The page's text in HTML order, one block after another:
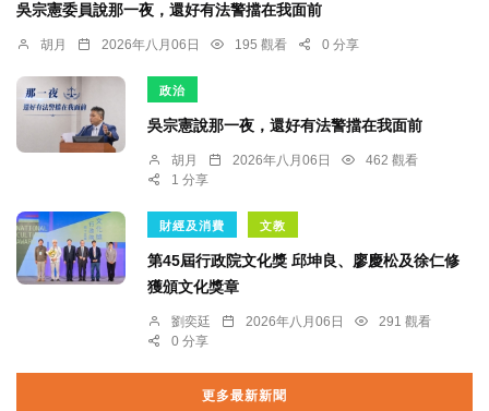
吳宗憲委員說那一夜，還好有法警擋在我面前
胡月 2026年八月06日 195 觀看 0 分享
政治
吳宗憲說那一夜，還好有法警擋在我面前
胡月 2026年八月06日
462 觀看
1 分享
財經及消費 文教
第45屆行政院文化獎 邱坤良、廖慶松及徐仁修
獲頒文化獎章
劉奕廷 2026年八月06日
291 觀看
0 分享
更多最新新聞